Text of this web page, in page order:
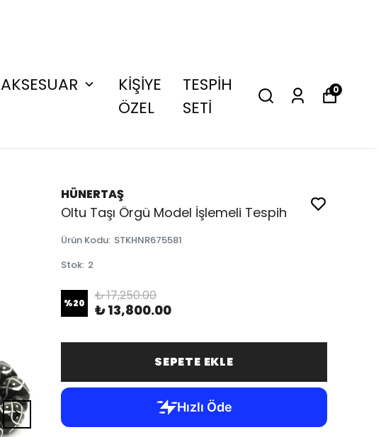
AKSESUAR
KİŞİYE
ÖZEL
TESPİH
SETİ
0
HÜNERTAŞ
Oltu Taşı Örgü Model İşlemeli Tespih
Ürün Kodu: STKHNR675581
Stok: 2
%20 ₺ 17,250.00
₺ 13,800.00
SEPETE EKLE